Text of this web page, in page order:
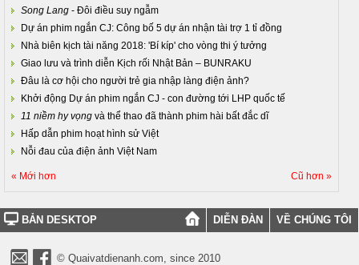
Song Lang - Đôi điều suy ngẫm
Dự án phim ngắn CJ: Công bố 5 dự án nhận tài trợ 1 tỉ đồng
Nhà biên kịch tài năng 2018: 'Bí kíp' cho vòng thi ý tưởng
Giao lưu và trình diễn Kịch rối Nhật Bản – BUNRAKU
Đâu là cơ hội cho người trẻ gia nhập làng điện ảnh?
Khởi động Dự án phim ngắn CJ - con đường tới LHP quốc tế
11 niềm hy vọng và thể thao đã thành phim hài bất đắc dĩ
Hấp dẫn phim hoạt hình sử Việt
Nỗi đau của điện ảnh Việt Nam
« Mới hơn Cũ hơn »
BẢN DESKTOP DIỄN ĐÀN VỀ CHÚNG TÔI
© Quaivatdienanh.com, since 2010